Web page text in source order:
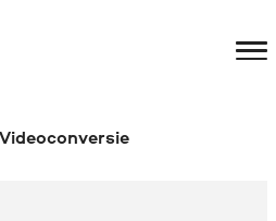
Videoconversie